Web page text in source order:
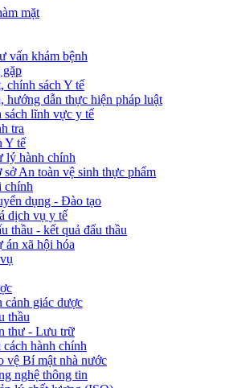
mặt
vấn khám bệnh
chính sách Y tế
hướng dẫn thực hiện pháp luật
sách lĩnh vực y tế
tra
Y tế
lý hành chính
sở An toàn vệ sinh thực phẩm
chính
dụng - Đào tạo
dịch vụ y tế
thầu - kết quả đấu thầu
án xã hội hóa
cảnh giác dược
thầu
thư - Lưu trữ
hành chính
vệ Bí mật nhà nước
nghệ thông tin